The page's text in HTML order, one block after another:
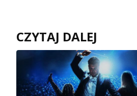
CZYTAJ DALEJ